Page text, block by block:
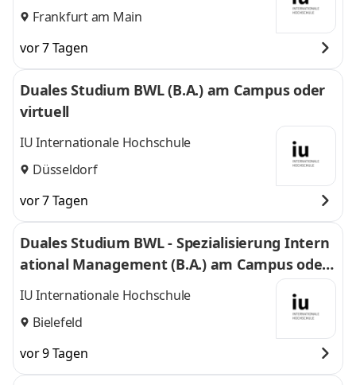
Frankfurt am Main
vor 7 Tagen
Duales Studium BWL (B.A.) am Campus oder
virtuell
IU Internationale Hochschule
Düsseldorf
vor 7 Tagen
Duales Studium BWL - Spezialisierung Intern
ational Management (B.A.) am Campus oder
virtuell
IU Internationale Hochschule
Bielefeld
vor 9 Tagen